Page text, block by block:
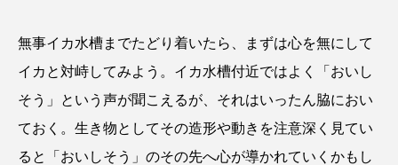
無事イカ水槽までたどり着いたら、まずは心を無にして
イカと対峙してみよう。イカ水槽付近ではよく「おいし
そう」という声が聞こえるが、それはいったん脇におい
ておく。生き物としてその造形や動きを注意深く見てい
ると「おいしそう」のその先へ心が導かれていくかもし